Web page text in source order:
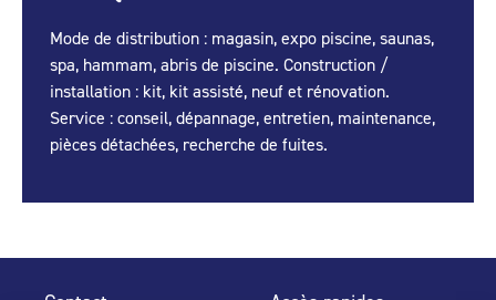
Mode de distribution : magasin, expo piscine, saunas,
spa, hammam, abris de piscine. Construction /
installation : kit, kit assisté, neuf et rénovation.
Service : conseil, dépannage, entretien, maintenance,
pièces détachées, recherche de fuites.